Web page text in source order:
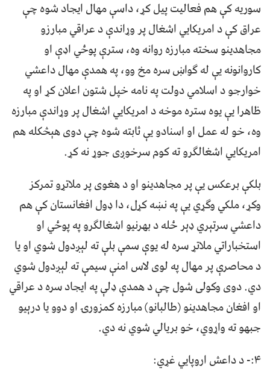
سوریه کې هم فعالیت پیل کړ، داسې مهال ایجاد شوه چې
عراق کې د امریکايي اشغال پر وړاندې د عراقي مبارزو
مجاهدینو سخته مبارزه روانه وه، سترې پوځي اډې او
کاروانونه یې له ګواښ سره مخ وو، په همدې مهال داعشي
خوارجو د اسلامي دولت په نامه خپل شتون اعلان کړ او په
ظاهرا یې یوه ستره موخه د امریکايي اشغال پر وړاندې مبارزه
وه، خو له عمل او اسنادو یې ثابته شوه چې دوی هېڅکله هم
امریکايي اشغالګرو ته کوم سرخوږی جوړ نه کړ.
بلکې برعکس یې پر مجاهدینو او د هغوی پر ملاتړو تمرکز
وکړ، ملکي وګړي یې په نښه کړل، دا ډول افغانستان کې هم
داعشي سرتېري ډېر ځله د بهرنیو اشغالګرو په پوځي او
استخباراتي ملاتړ سره له یوې سمې بلې ته لېږدول شوي او یا
د محاصرې پر مهال په لوی لاس امنې سیمې ته لېږدول شوي
دي. دوی وکولی شول چې د همدې ډلې په ایجاد سره د عراقي
او افغان مجاهدینو (طالبانو) مبارزه کمزورۍ او دوو یا درېیو
جبهو ته واړوي، خو بریالي شوي نه دي.
۴:- د داعش اروپايي غړي: